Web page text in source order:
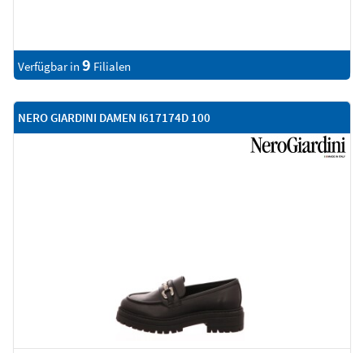
Verfügbar in 9 Filialen
NERO GIARDINI DAMEN I617174D 100